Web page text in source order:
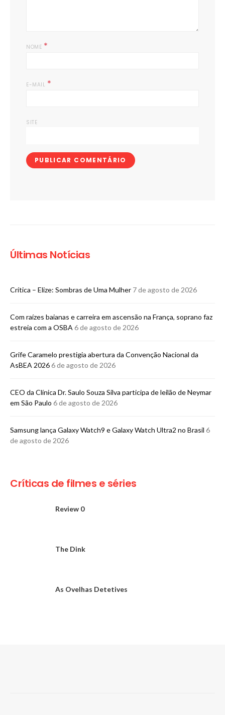
NOME *
E-MAIL *
SITE
Últimas Notícias
Crítica – Elize: Sombras de Uma Mulher 7 de agosto de 2026
Com raízes baianas e carreira em ascensão na França, soprano faz
estreia com a OSBA 6 de agosto de 2026
Grife Caramelo prestigia abertura da Convenção Nacional da
AsBEA 20266 de agosto de 2026
CEO da Clínica Dr. Saulo Souza Silva participa de leilão de Neymar
em São Paulo 6 de agosto de 2026
Samsung lança Galaxy Watch9 e Galaxy Watch Ultra2 no Brasil 6
de agosto de 2026
Críticas de filmes e séries
Review 0
The Dink
As Ovelhas Detetives